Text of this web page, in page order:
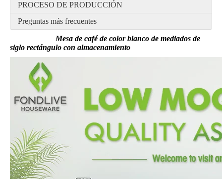
PROCESO DE PRODUCCIÓN
Preguntas más frecuentes
Mesa de café de color blanco de mediados de
siglo rectángulo con almacenamiento